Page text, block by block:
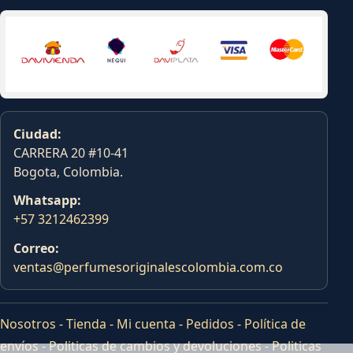
Ciudad:
CARRERA 20 #10-41
Bogota, Colombia.
Whatsapp:
+57 3212462399
Correo:
ventas@perfumesoriginalescolombia.com.co
Nosotros -Tienda - Mi cuenta - Pedidos - Política de
envíos-Politicas de cambios y devoluciones-Politicas